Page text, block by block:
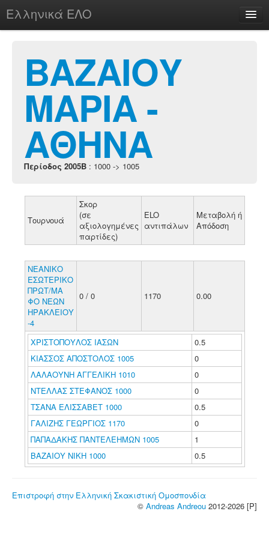
Ελληνικά ΕΛΟ
chesstu.be @ discord
Login
ΒΑΖΑΙΟΥ
ΜΑΡΙΑ -
ΑΘΗΝΑ
Περίοδος 2005B : 1000 -> 1005
Τουρνουά
Σκορ
(σε
αξιολογημένες
παρτίδες)
ELO
αντιπάλων
Μεταβολή ή
Απόδοση
ΝΕΑΝΙΚΟ
ΕΣΩΤΕΡΙΚΟ
ΠΡΩΤ/ΜΑ
ΦΟ ΝΕΩΝ
ΗΡΑΚΛΕΙΟΥ
-4
0 / 0 1170 0.00
ΧΡΙΣΤΟΠΟΥΛΟΣ ΙΑΣΩΝ
0.5
ΚΙΑΣΣΟΣ ΑΠΟΣΤΟΛΟΣ 1005
0
ΛΑΛΑΟΥΝΗ ΑΓΓΕΛΙΚΗ 1010
0
ΝΤΕΛΛΑΣ ΣΤΕΦΑΝΟΣ 1000
0
ΤΣΑΝΑ ΕΛΙΣΣΑΒΕΤ 1000
0.5
ΓΑΛΙΖΗΣ ΓΕΩΡΓΙΟΣ 1170
0
ΠΑΠΑΔΑΚΗΣ ΠΑΝΤΕΛΕΗΜΩΝ 1005
1
ΒΑΖΑΙΟΥ ΝΙΚΗ 1000
0.5
Επιστροφή στην Ελληνική Σκακιστική Ομοσπονδία
© Andreas Andreou 2012-2026 [P]